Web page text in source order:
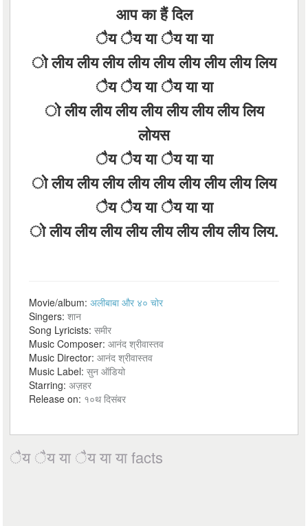
आप का हैं दिल
ैय ैय या ैय या या
ो लीय लीय लीय लीय लीय लीय लीय लीय लिय
ैय ैय या ैय या या
ो लीय लीय लीय लीय लीय लीय लीय लिय
लोयस
ैय ैय या ैय या या
ो लीय लीय लीय लीय लीय लीय लीय लीय लिय
ैय ैय या ैय या या
ो लीय लीय लीय लीय लीय लीय लीय लीय लिय.
Movie/album:अलीबाबा और ४० चोर
Singers:शान
Song Lyricists:समीर
Music Composer:आनंद श्रीवास्तव
Music Director:आनंद श्रीवास्तव
Music Label:सुन ऑडियो
Starring:अज़हर
Release on: १०थ दिसंबर
ैय ैय या ैय या या facts